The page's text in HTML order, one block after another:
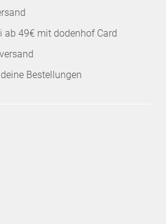
ab 49€ mit dodenhof Card
Bestellungen